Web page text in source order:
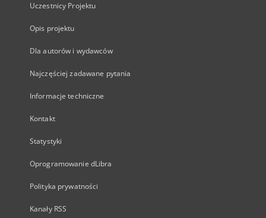
Uczestnicy Projektu
Opis projektu
Dla autorów i wydawców
Najczęściej zadawane pytania
Informacje techniczne
Kontakt
Statystyki
Oprogramowanie dLibra
Polityka prywatności
Kanały RSS